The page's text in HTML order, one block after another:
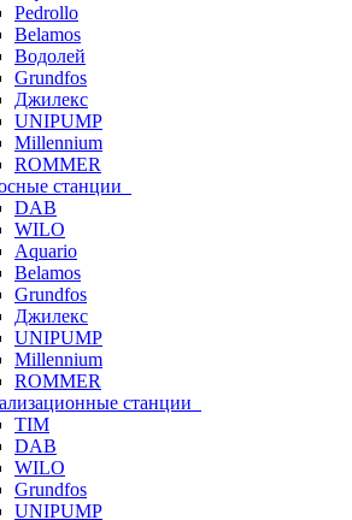
Pedrollo
Belamos
Водолей
Grundfos
Джилекс
UNIPUMP
Millennium
ROMMER
станции
DAB
WILO
Aquario
Belamos
Grundfos
Джилекс
UNIPUMP
Millennium
ROMMER
станции
TIM
DAB
WILO
Grundfos
UNIPUMP